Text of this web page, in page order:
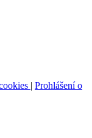
| Prohlášení o